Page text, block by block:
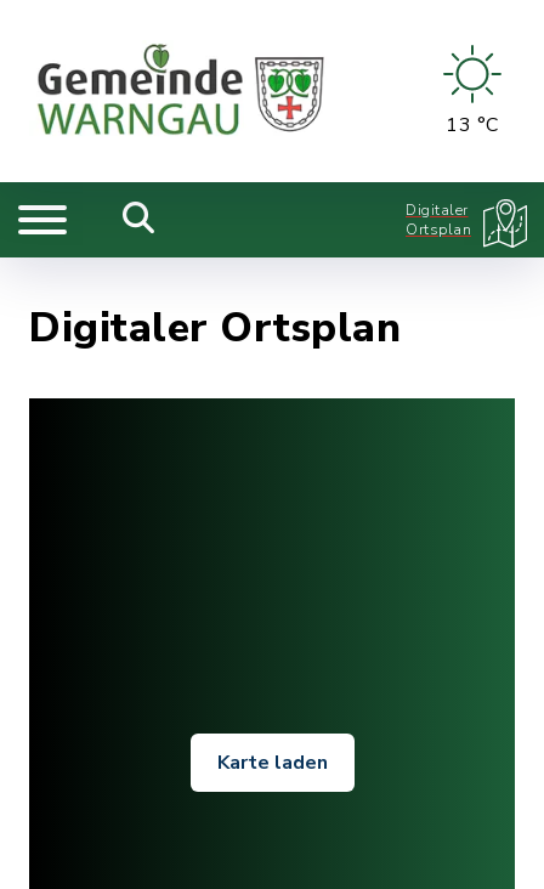
13 °C
Digitaler
Ortsplan
Digitaler Ortsplan
Karte laden